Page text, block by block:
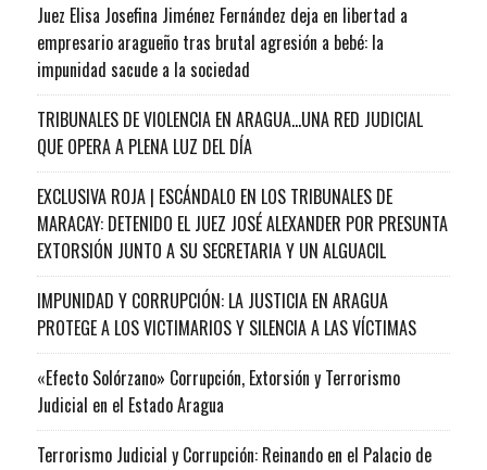
Juez Elisa Josefina Jiménez Fernández deja en libertad a
empresario aragueño tras brutal agresión a bebé: la
impunidad sacude a la sociedad
TRIBUNALES DE VIOLENCIA EN ARAGUA…UNA RED JUDICIAL
QUE OPERA A PLENA LUZ DEL DÍA
EXCLUSIVA ROJA | ESCÁNDALO EN LOS TRIBUNALES DE
MARACAY: DETENIDO EL JUEZ JOSÉ ALEXANDER POR PRESUNTA
EXTORSIÓN JUNTO A SU SECRETARIA Y UN ALGUACIL
IMPUNIDAD Y CORRUPCIÓN: LA JUSTICIA EN ARAGUA
PROTEGE A LOS VICTIMARIOS Y SILENCIA A LAS VÍCTIMAS
«Efecto Solórzano» Corrupción, Extorsión y Terrorismo
Judicial en el Estado Aragua
Terrorismo Judicial y Corrupción: Reinando en el Palacio de